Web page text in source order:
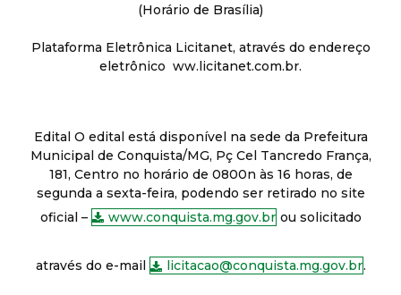
(Horário de Brasília)
Plataforma Eletrônica Licitanet, através do endereço
eletrônico ww.licitanet.com.br.
Edital O edital está disponível na sede da Prefeitura
Municipal de Conquista/MG, Pç Cel Tancredo França,
181, Centro no horário de 0800n às 16 horas, de
segunda a sexta-feira, podendo ser retirado no site
oficial –
www.conquista.mg.gov.br ou solicitado
através do e-mail licitacao@conquista.mg.gov.br.